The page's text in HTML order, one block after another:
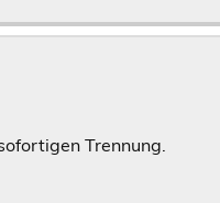
Trennung.